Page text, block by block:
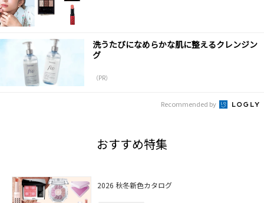
洗うたびになめらかな肌に整えるクレンジン
グ
（PR）
Recommended by
おすすめ特集
2026 秋冬新色カタログ